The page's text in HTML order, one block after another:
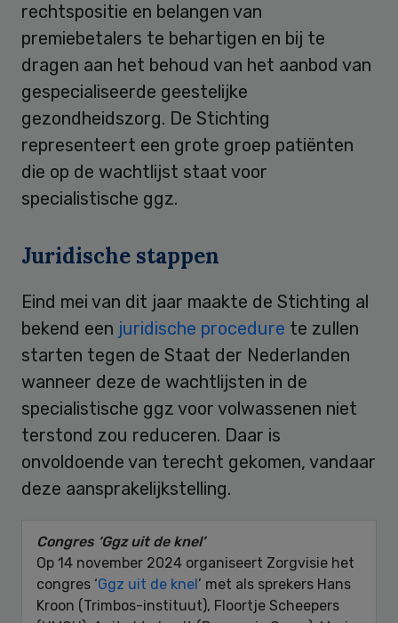
rechtspositie en belangen van
premiebetalers te behartigen en bij te
dragen aan het behoud van het aanbod van
gespecialiseerde geestelijke
gezondheidszorg. De Stichting
representeert een grote groep patiënten
die op de wachtlijst staat voor
specialistische ggz.
Juridische stappen
Eind mei van dit jaar maakte de Stichting al
bekend een juridische procedure te zullen
starten tegen de Staat der Nederlanden
wanneer deze de wachtlijsten in de
specialistische ggz voor volwassenen niet
terstond zou reduceren. Daar is
onvoldoende van terecht gekomen, vandaar
deze aansprakelijkstelling.
Congres ‘Ggz uit de knel’
Op 14 november 2024 organiseert Zorgvisie het
congres ‘Ggz uit de knel ’ met als sprekers Hans
Kroon (Trimbos-instituut), Floortje Scheepers